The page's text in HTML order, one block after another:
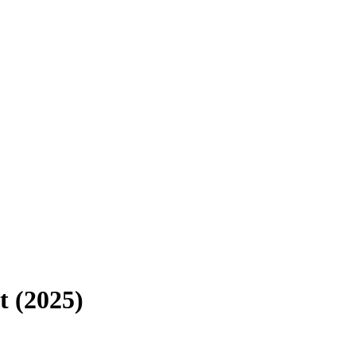
(2025)